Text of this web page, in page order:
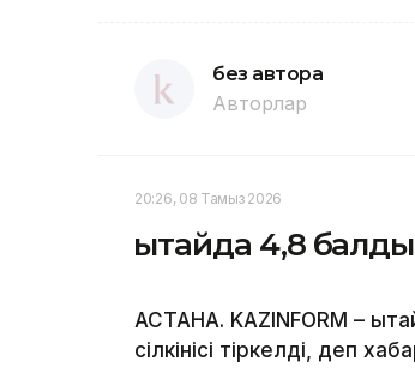
без автора
Авторлар
20:26, 08 Тамыз 2026
Қытайда 4,8
АСТАНА. KAZINFORM –
сілкінісі тіркелді, деп